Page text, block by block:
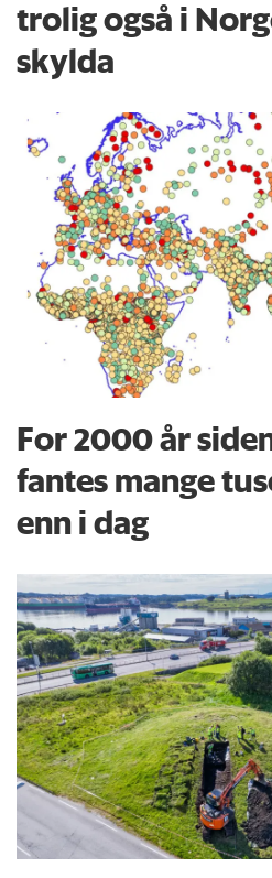
trolig også i
skylda
For 2000 år
fantes mange
enn i dag